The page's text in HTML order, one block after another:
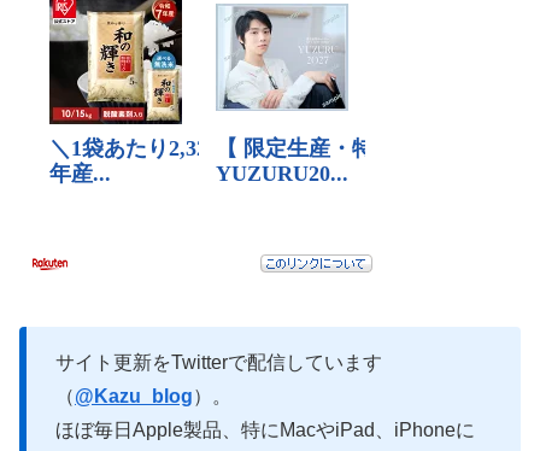
サイト更新をTwitterで配信しています
（@Kazu_blog）。
ほぼ毎日Apple製品、特にMacやiPad、iPhoneに